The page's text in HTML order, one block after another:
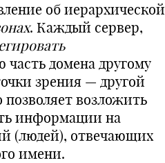
об иерархической
. Каждый сервер,
часть домена другому
зрения — другой
позволяет возложить
информации на
(людей), отвечающих
имени.